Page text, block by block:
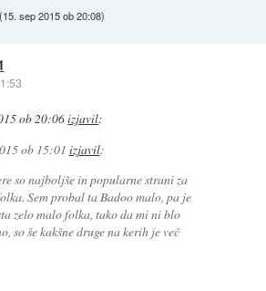
(15. sep 2015 ob 20:08)
ob 20:06izjavil:
ob 15:01 izjavil:
so najboljše in popularne strani za
Sem probal ta Badoo malo, pa je
zelo malo folka, tako da mi ni blo
so še kakšne druge na kerih je več